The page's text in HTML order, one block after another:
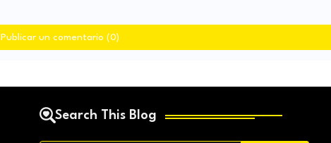
Publicar un comentario (0)
Search This Blog